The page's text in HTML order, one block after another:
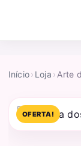
Início› Loja › Arte
OFERTA!